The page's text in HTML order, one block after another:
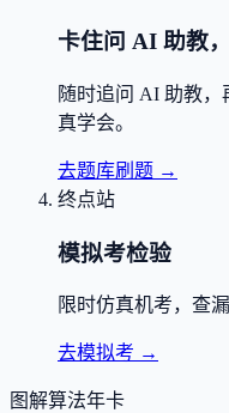
卡住问 AI 助教
随时追问 AI 助教，
真学会。
去题库刷题 →
终点站
模拟考检验
限时仿真机考，查
去模拟考 →
图解算法年卡